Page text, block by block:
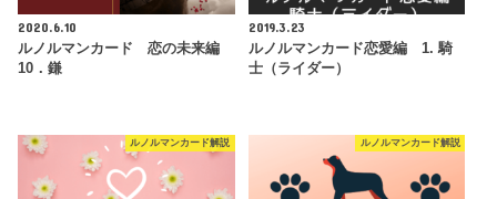
2020.6.10
ルノルマンカード 恋の未来編
10．鎌
2019.3.23
ルノルマンカード恋愛編 1. 騎
士（ライダー）
ルノルマンカード解説 ルノルマンカード解説